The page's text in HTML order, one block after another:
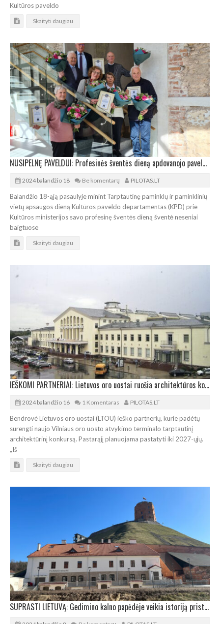
Kultūros paveldo
Skaityti daugiau
NUSIPELNĘ PAVELDUI: Profesinės šventės dieną apdovanojo paveldosaugininkus
2024 balandžio 18 Be komentarų PILOTAS.LT
Balandžio 18-ąją pasaulyje minint Tarptautinę paminklų ir paminklinių
vietų apsaugos dieną Kultūros paveldo departamentas (KPD) prie
Kultūros ministerijos savo profesinę šventės dieną šventė neseniai
baigtuose
Skaityti daugiau
IEŠKOMI PARTNERIAI: Lietuvos oro uostai ruošia architektūros konkursą
2024 balandžio 16 1 Komentaras PILOTAS.LT
Bendrovė Lietuvos oro uostai (LTOU) ieško partnerių, kurie padėtų
surengti naujo Vilniaus oro uosto atvykimo terminalo tarptautinį
architektūrinį konkursą. Pastarąjį planuojama pastatyti iki 2027-ųjų.
„Iš
Skaityti daugiau
SUPRASTI LIETUVĄ: Gedimino kalno papėdėje veikia istoriją pristatanti ekspozicija